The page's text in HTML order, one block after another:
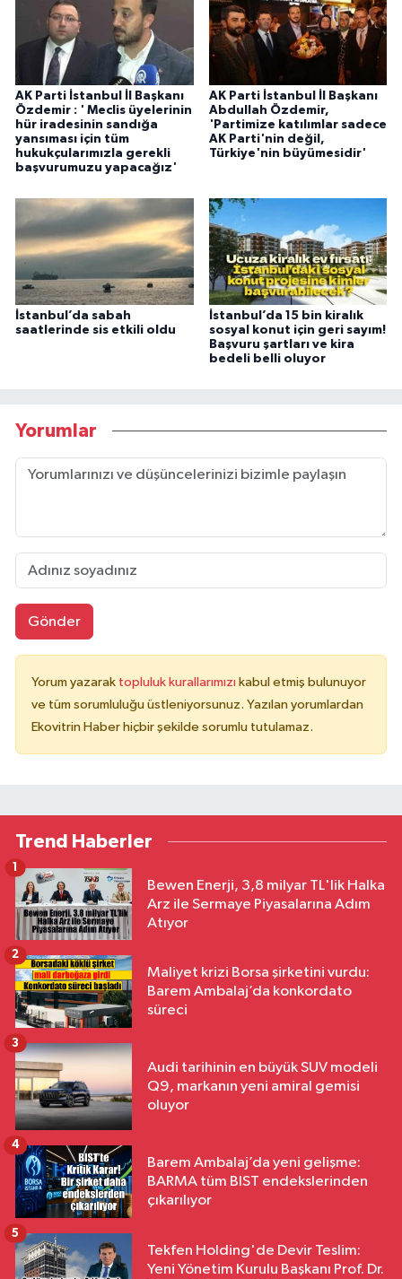
AK Parti İstanbul İl Başkanı
Özdemir : ' Meclis üyelerinin
hür iradesinin sandığa
yansıması için tüm
hukukçularımızla gerekli
başvurumuzu yapacağız'
AK Parti İstanbul İl Başkanı
Abdullah Özdemir,
'Partimize katılımlar sadece
AK Parti'nin değil,
Türkiye'nin büyümesidir'
İstanbul’da sabah
saatlerinde sis etkili oldu
İstanbul’da 15 bin kiralık
sosyal konut için geri sayım!
Başvuru şartları ve kira
bedeli belli oluyor
Yorumlar
Gönder
Yorum yazarak topluluk kurallarımızı kabul etmiş bulunuyor
ve tüm sorumluluğu üstleniyorsunuz. Yazılan yorumlardan
Ekovitrin Haber hiçbir şekilde sorumlu tutulamaz.
Trend Haberler
Bewen Enerji, 3,8 milyar TL'lik Halka
Arz ile Sermaye Piyasalarına Adım
Atıyor
1
Maliyet krizi Borsa şirketini vurdu:
Barem Ambalaj’da konkordato
süreci
2
Audi tarihinin en büyük SUV modeli
Q9, markanın yeni amiral gemisi
oluyor
3
Barem Ambalaj’da yeni gelişme:
BARMA tüm BIST endekslerinden
çıkarılıyor
4
Tekfen Holding'de Devir Teslim:
Yeni Yönetim Kurulu Başkanı Prof. Dr.
5